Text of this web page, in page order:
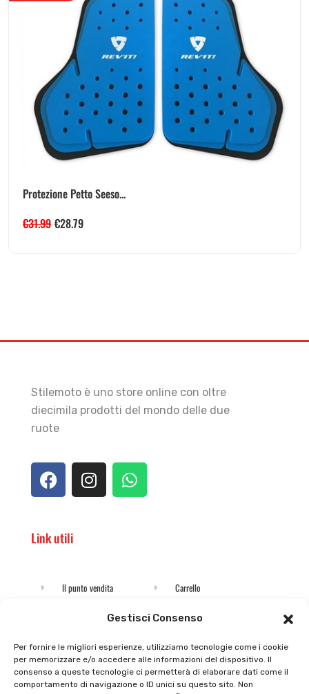
Gestisci Consenso
Per fornire le migliori esperienze, utilizziamo tecnologie come i cookie
per memorizzare e/o accedere alle informazioni del dispositivo. Il
consenso a queste tecnologie ci permetterà di elaborare dati come il
comportamento di navigazione o ID unici su questo sito. Non
Protezione Petto Seeso...
€31.99 €28.79
Stilemoto è uno store online con oltre
diecimila prodotti del mondo delle due
ruote
Link utili
Il punto vendita
Il mio account
Privacy policy
Cookie policy
Carrello
checkout
Tutti prodotti
Termini e condizioni